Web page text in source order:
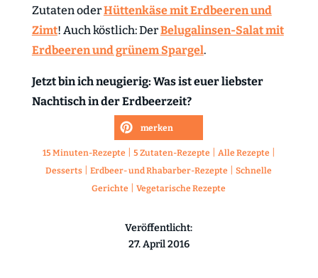
Zutaten oderHüttenkäse mit Erdbeeren und
Zimt! Auch köstlich: DerBelugalinsen-Salat mit
Erdbeeren und grünem Spargel.
Jetzt bin ich neugierig: Was ist euer liebster
Nachtisch in der Erdbeerzeit?
merken
15 Minuten-Rezepte 5 Zutaten-Rezepte Alle Rezepte
Desserts |Erdbeer- und Rhabarber-Rezepte |Schnelle
Gerichte
|Vegetarische Rezepte
Veröffentlicht:
27. April 2016